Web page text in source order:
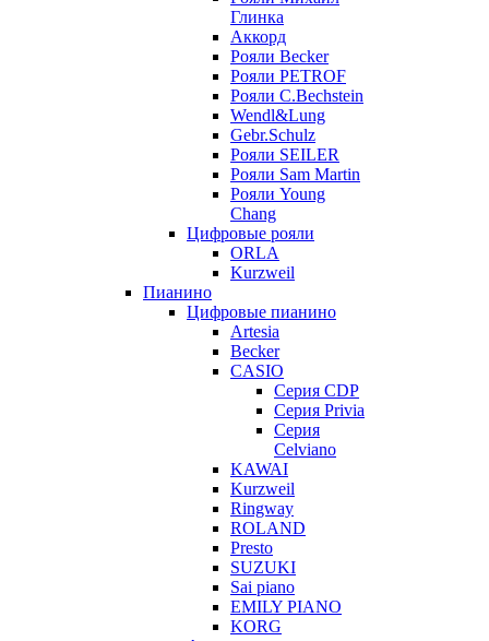
Глинка
Аккорд
Рояли Becker
Рояли PETROF
Рояли C.Bechstein
Wendl&Lung
Gebr.Schulz
Рояли SEILER
Рояли Sam Martin
Рояли Young
Chang
Цифровые рояли
ORLA
Kurzweil
Пианино
Цифровые пианино
Artesia
Becker
CASIO
Серия CDP
Серия Privia
Серия
Celviano
KAWAI
Kurzweil
Ringway
ROLAND
Presto
SUZUKI
Sai piano
EMILY PIANO
KORG